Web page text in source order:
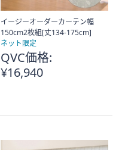
イージーオーダーカーテン幅
150cm2枚組[丈134-175cm]
ネット限定
QVC価格:
¥16,940